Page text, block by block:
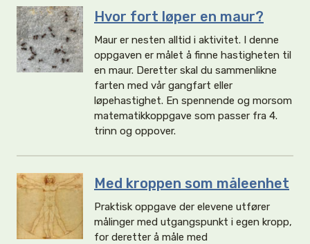
Hvor fort løper en maur?
Maur er nesten alltid i aktivitet. I denne
oppgaven er målet å finne hastigheten til
en maur. Deretter skal du sammenlikne
farten med vår gangfart eller
løpehastighet. En spennende og morsom
matematikkoppgave som passer fra 4.
trinn og oppover.
Med kroppen som måleenhet
Praktisk oppgave der elevene utfører
målinger med utgangspunkt i egen kropp,
for deretter å måle med